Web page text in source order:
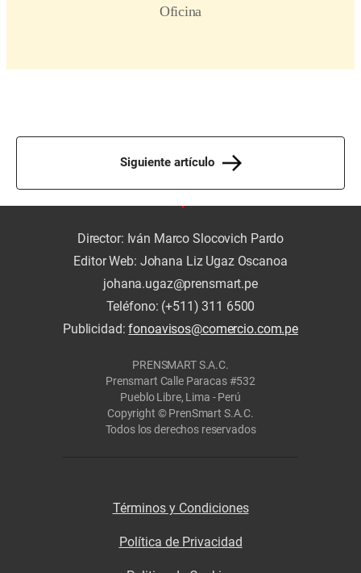
Siguiente artículo
Director: Iván Marco Slocovich Pardo
Editor Web: Johana Liz Ugaz Oscanoa
johana.ugaz@prensmart.pe
Teléfono: (+511) 311 6500
Publicidad:fonoavisos@comercio.com.pe
PRENSMART S.A.C.
Prensmart Calle Paracas #532
Pueblo Libre, Lima - Perú
Copyright © PrenSmart S.A.C.
Todos los derechos reservados
Términos y Condiciones
Política de Privacidad